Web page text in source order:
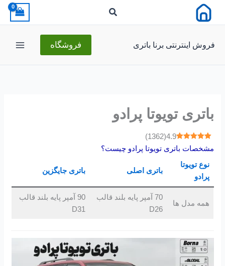
فروش اینترنتی برنا باتری فروشگاه
باتری تویوتا پرادو
4.9
(
1362
)
مشخصات باتری تویوتا پرادو چیست؟
نوع تویوتا
پرادو
باتری اصلی باتری جایگزین
همه مدل ها
70 آمپر پایه بلند قالب
D26
90 آمپر پایه بلند قالب
D31